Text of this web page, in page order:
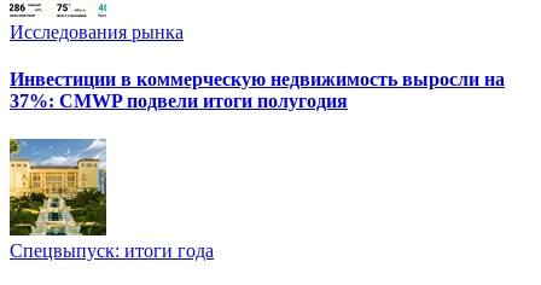
Исследования рынка
Инвестиции в коммерческую недвижимость выросли на
37%: CMWP подвели итоги полугодия
Спецвыпуск: итоги года